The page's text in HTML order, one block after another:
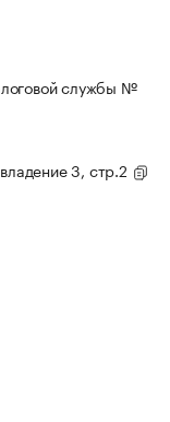
службы №
3, стр.2